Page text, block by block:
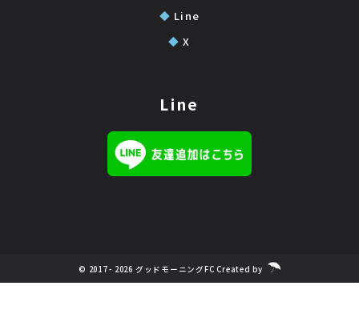
◆ Line
◆ X
Line
© 2017 - 2026 グッドモーニングFC Created by